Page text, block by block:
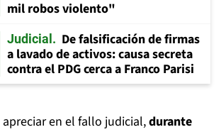
mil robos violento"
Judicial
De falsificación de firmas
a lavado de activos: causa secreta
contra el PDG cerca a Franco Parisi
apreciar en el fallo judicial,durante